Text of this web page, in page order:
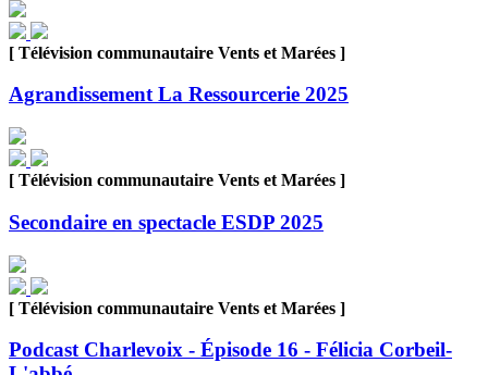
[ Télévision communautaire Vents et Marées ]
Agrandissement La Ressourcerie 2025
[ Télévision communautaire Vents et Marées ]
Secondaire en spectacle ESDP 2025
[ Télévision communautaire Vents et Marées ]
Podcast Charlevoix - Épisode 16 - Félicia Corbeil-